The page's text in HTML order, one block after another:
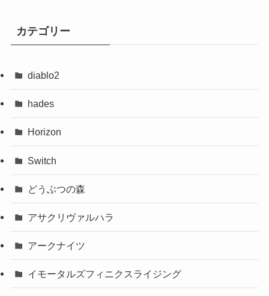
カテゴリー
diablo2
hades
Horizon
Switch
どうぶつの森
アサクリヴァルハラ
アークナイツ
イモータルズフィニクスライジング